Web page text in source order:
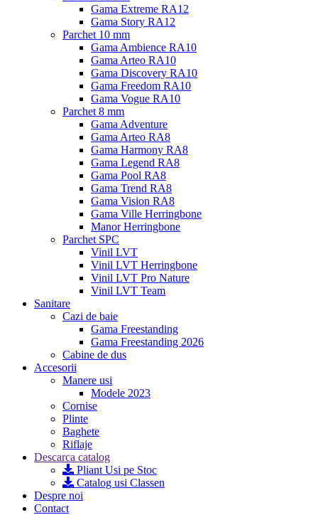
Gama Extreme RA12
Gama Story RA12
Parchet 10 mm
Gama Ambience RA10
Gama Arteo RA10
Gama Discovery RA10
Gama Freedom RA10
Gama Vogue RA10
Parchet 8 mm
Gama Adventure
Gama Arteo RA8
Gama Harmony RA8
Gama Legend RA8
Gama Pool RA8
Gama Trend RA8
Gama Vision RA8
Gama Ville Herringbone
Manor Herringbone
Parchet SPC
Vinil LVT
Vinil LVT Herringbone
Vinil LVT Pro Nature
Vinil LVT Team
Sanitare
Cazi de baie
Gama Freestanding
Gama Freestanding 2026
Cabine de dus
Accesorii
Manere usi
Modele 2023
Cornise
Plinte
Baghete
Riflaje
Descarca catalog
Pliant Usi pe Stoc
Catalog usi Classen
Despre noi
Contact